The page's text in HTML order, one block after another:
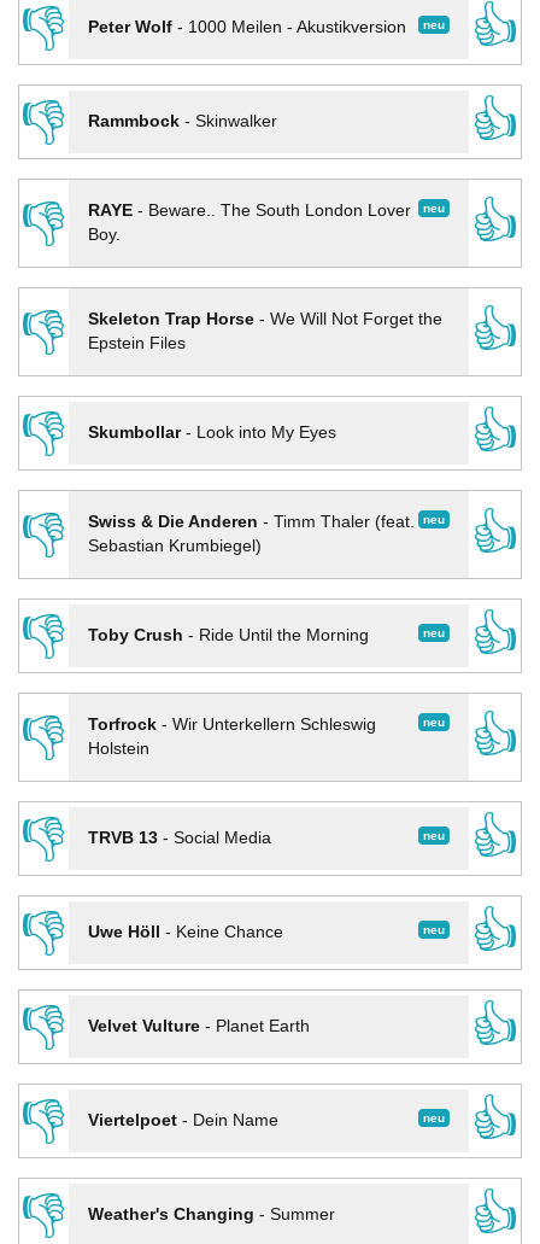
👎
neu
Peter Wolf- 1000 Meilen - Akustikversion
👍
👎
Rammbock- Skinwalker
👍
👎
neu
RAYE- Beware.. The South London Lover
Boy.
👍
👎 Skeleton Trap Horse- We Will Not Forget the
Epstein Files
👍
👎
Skumbollar- Look into My Eyes
👍
👎
neu
Swiss & Die Anderen - Timm Thaler (feat.
Sebastian Krumbiegel)
👍
👎
neu
Toby Crush - Ride Until the Morning
👍
👎
neu
Torfrock- Wir Unterkellern Schleswig
Holstein
👍
👎
neu
TRVB 13- Social Media
👍
👎
neu
Uwe Höll - Keine Chance
👍
👎
Velvet Vulture- Planet Earth
👍
👎
neu
Viertelpoet- Dein Name
👍
👎
Weather's Changing - Summer
👍